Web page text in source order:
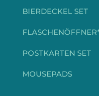
BIERDECKEL SET
POSTKARTEN SET
MOUSEPADS